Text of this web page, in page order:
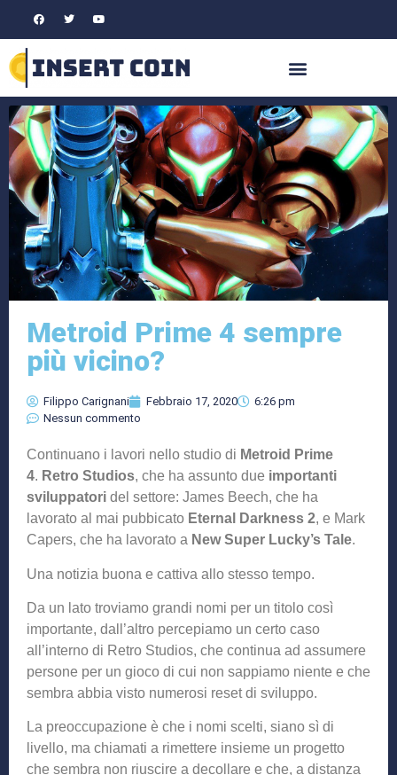
Metroid Prime 4 sempre
più vicino?
Filippo Carignani Febbraio 17, 2020
6:26 pm
Nessun commento
Continuano i lavori nello studio di Metroid Prime
4. Retro Studios, che ha assunto due importanti
sviluppatori del settore: James Beech, che ha
lavorato al mai pubbicato Eternal Darkness 2, e Mark
Capers, che ha lavorato a New Super Lucky’s Tale.
Una notizia buona e cattiva allo stesso tempo.
Da un lato troviamo grandi nomi per un titolo così
importante, dall’altro percepiamo un certo caso
all’interno di Retro Studios, che continua ad assumere
persone per un gioco di cui non sappiamo niente e che
sembra abbia visto numerosi reset di sviluppo.
La preoccupazione è che i nomi scelti, siano sì di
livello, ma chiamati a rimettere insieme un progetto
che sembra non riuscire a decollare e che, a distanza